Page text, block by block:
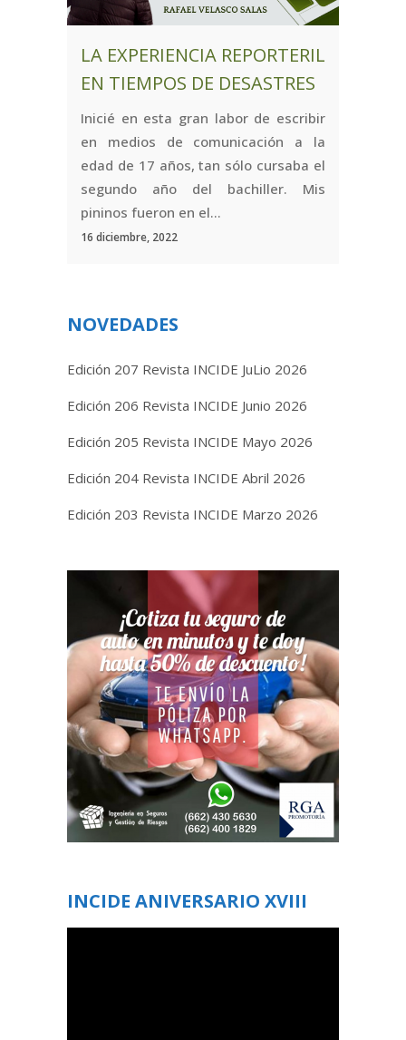
LA EXPERIENCIA REPORTERIL
EN TIEMPOS DE DESASTRES
Inicié en esta gran labor de escribir
en medios de comunicación a la
edad de 17 años, tan sólo cursaba el
segundo año del bachiller. Mis
pininos fueron en el...
16 diciembre, 2022
NOVEDADES
Edición 207 Revista INCIDE JuLio 2026
Edición 206 Revista INCIDE Junio 2026
Edición 205 Revista INCIDE Mayo 2026
Edición 204 Revista INCIDE Abril 2026
Edición 203 Revista INCIDE Marzo 2026
INCIDE ANIVERSARIO XVIII